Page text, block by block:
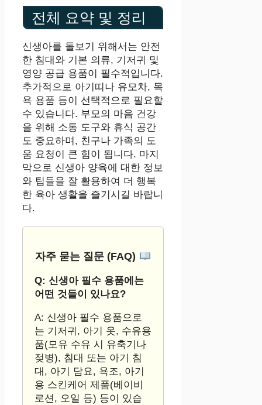
전체 요약 및 정리
신생아를 돌보기 위해서는 안전
한 침대와 기본 의류, 기저귀 및
영양 공급 용품이 필수적입니다.
추가적으로 아기띠나 유모차, 목
욕 용품 등이 선택적으로 필요할
수 있습니다. 부모의 마음 건강
을 위해 소통 도구와 휴식 공간
도 중요하며, 친구나 가족의 도
움 요청이 큰 힘이 됩니다. 마지
막으로 신생아 양육에 대한 정보
와 팁들을 잘 활용하여 더 행복
한 육아 생활을 즐기시길 바랍니
다.
자주 묻는 질문 (FAQ)
Q: 신생아 필수 용품에는
어떤 것들이 있나요?
A: 신생아 필수 용품으로
는 기저귀, 아기 옷, 수유용
품(모유 수유 시 유축기나
젖병), 침대 또는 아기 침
대, 아기 담요, 욕조, 아기
용 스킨케어 제품(베이비
로션, 오일 등) 등이 있습